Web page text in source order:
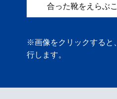
合った靴をえらぶ
※画像をクリックすると
行します。